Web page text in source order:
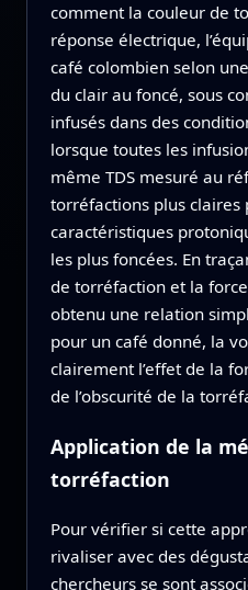
comment la couleur de
réponse électrique,
café colombien selon
du clair au foncé, sous
infusés dans des
lorsque toutes les
même TDS mesuré au
torréfactions plus claires
caractéristiques
les plus foncées. En
de torréfaction et la
obtenu une relation
pour un café donné, la
clairement l’effet de la
de l’obscurité de la
Application de la
torréfaction
Pour vérifier si cette
rivaliser avec des
chercheurs se sont